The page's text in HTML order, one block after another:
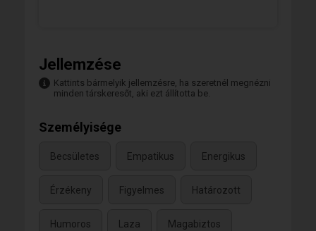
Jellemzése
Kattints bármelyik jellemzésre, ha szeretnél megnézni
minden társkeresőt, aki ezt állította be.
Személyisége
Becsületes Empatikus Energikus
Érzékeny Figyelmes Határozott
Humoros Laza Magabiztos